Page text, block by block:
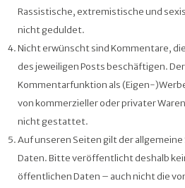
Rassistische, extremistische und
nicht geduldet.
Nicht erwünscht sind Kommentare,
des jeweiligen Posts beschäftigen.
Kommentarfunktion als (Eigen-
von kommerzieller oder privater
nicht gestattet.
Auf unseren Seiten gilt der
Daten. Bitte veröffentlicht deshalb
öffentlichen Daten – auch nicht die